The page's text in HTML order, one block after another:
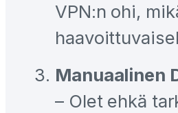
VPN:n ohi,
Manuaalinen
– Olet ehkä